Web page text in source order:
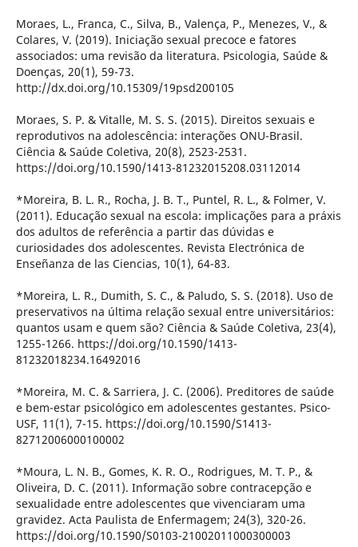
Moraes, L., Franca, C., Silva, B., Valença, P., Menezes, V., &
Colares, V. (2019). Iniciação sexual precoce e fatores
associados: uma revisão da literatura. Psicologia, Saúde &
Doenças, 20(1), 59-73.
http://dx.doi.org/10.15309/19psd200105
Moraes, S. P. & Vitalle, M. S. S. (2015). Direitos sexuais e
reprodutivos na adolescência: interações ONU-Brasil.
Ciência & Saúde Coletiva, 20(8), 2523-2531.
https://doi.org/10.1590/1413-81232015208.03112014
*Moreira, B. L. R., Rocha, J. B. T., Puntel, R. L., & Folmer, V.
(2011). Educação sexual na escola: implicações para a práxis
dos adultos de referência a partir das dúvidas e
curiosidades dos adolescentes. Revista Electrónica de
Enseñanza de las Ciencias, 10(1), 64-83.
*Moreira, L. R., Dumith, S. C., & Paludo, S. S. (2018). Uso de
preservativos na última relação sexual entre universitários:
quantos usam e quem são? Ciência & Saúde Coletiva, 23(4),
1255-1266. https://doi.org/10.1590/1413-
81232018234.16492016
*Moreira, M. C. & Sarriera, J. C. (2006). Preditores de saúde
e bem-estar psicológico em adolescentes gestantes. Psico-
USF, 11(1), 7-15. https://doi.org/10.1590/S1413-
82712006000100002
*Moura, L. N. B., Gomes, K. R. O., Rodrigues, M. T. P., &
Oliveira, D. C. (2011). Informação sobre contracepção e
sexualidade entre adolescentes que vivenciaram uma
gravidez. Acta Paulista de Enfermagem; 24(3), 320-26.
https://doi.org/10.1590/S0103-21002011000300003